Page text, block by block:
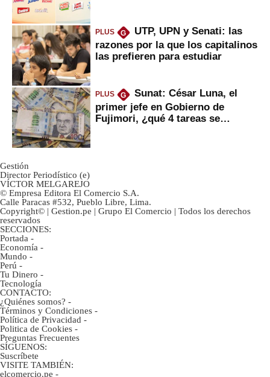
PLUS G
UTP, UPN y Senati: las
razones por la que los capitalinos
las prefieren para estudiar
PLUS G
Sunat: César Luna, el
primer jefe en Gobierno de
Fujimori, ¿qué 4 tareas se
Gestión
Director Periodístico (e)
VÍCTOR MELGAREJO
© Empresa Editora El Comercio S.A.
Calle Paracas #532, Pueblo Libre, Lima.
Copyright© | Gestion.pe | Grupo El Comercio | Todos los derechos
reservados
SECCIONES:
Portada -
Economía -
Mundo -
Perú -
Tu Dinero -
Tecnología
CONTACTO:
¿Quiénes somos? -
Términos y Condiciones -
Política de Privacidad -
Politica de Cookies -
Preguntas Frecuentes
SÍGUENOS:
Suscríbete
VISITE TAMBIÉN:
elcomercio.pe -